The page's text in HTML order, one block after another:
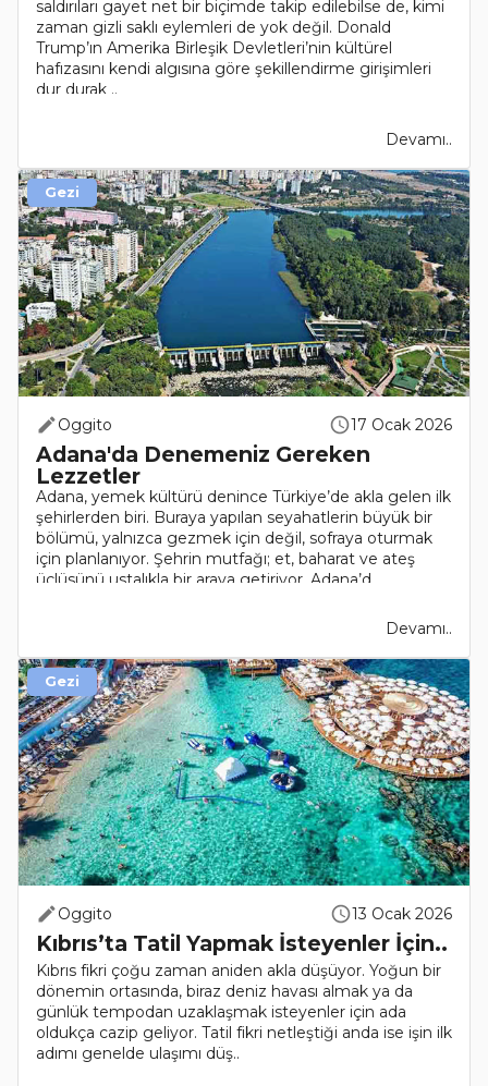
saldırıları gayet net bir biçimde takip edilebilse de, kimi
zaman gizli saklı eylemleri de yok değil. Donald
Trump’ın Amerika Birleşik Devletleri’nin kültürel
hafızasını kendi algısına göre şekillendirme girişimleri
dur durak ..
Devamı..
Oggito 17 Ocak 2026
Adana'da Denemeniz Gereken
Lezzetler
Adana, yemek kültürü denince Türkiye’de akla gelen ilk
şehirlerden biri. Buraya yapılan seyahatlerin büyük bir
bölümü, yalnızca gezmek için değil, sofraya oturmak
için planlanıyor. Şehrin mutfağı; et, baharat ve ateş
üçlüsünü ustalıkla bir araya getiriyor. Adana’d..
Devamı..
Gezi
Oggito 13 Ocak 2026
Kıbrıs’ta Tatil Yapmak İsteyenler İçin..
Kıbrıs fikri çoğu zaman aniden akla düşüyor. Yoğun bir
dönemin ortasında, biraz deniz havası almak ya da
günlük tempodan uzaklaşmak isteyenler için ada
oldukça cazip geliyor. Tatil fikri netleştiği anda ise işin ilk
adımı genelde ulaşımı düş..
Gezi